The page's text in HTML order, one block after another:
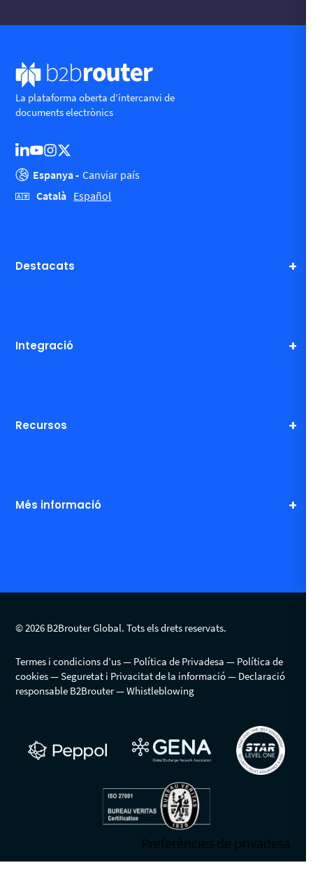
La plataforma oberta d’intercanvi de
documents electrònics
Espanya - Canviar país
Català Español
Destacats
Integració
Recursos
Més informació
© 2026 B2Brouter Global. Tots els drets reservats.
Termes i condicions d’us Política de Privadesa
Política de
cookies
Seguretat i Privacitat de la informació
Declaració
responsable B2Brouter
Whistleblowing